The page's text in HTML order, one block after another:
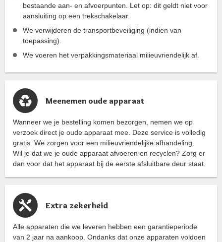
bestaande aan- en afvoerpunten. Let op: dit geldt niet voor
aansluiting op een trekschakelaar.
We verwijderen de transportbeveiliging (indien van
toepassing).
We voeren het verpakkingsmateriaal milieuvriendelijk af.
Meenemen oude apparaat
Wanneer we je bestelling komen bezorgen, nemen we op
verzoek direct je oude apparaat mee. Deze service is volledig
gratis. We zorgen voor een milieuvriendelijke afhandeling.
Wil je dat we je oude apparaat afvoeren en recyclen? Zorg er
dan voor dat het apparaat bij de eerste afsluitbare deur staat.
Extra zekerheid
Alle apparaten die we leveren hebben een garantieperiode
van 2 jaar na aankoop. Ondanks dat onze apparaten voldoen